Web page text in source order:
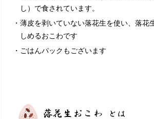
し）で食されています。
・薄皮を剥いていない落花生を使い、落花
しめるおこわです
・ごはんパックもございます